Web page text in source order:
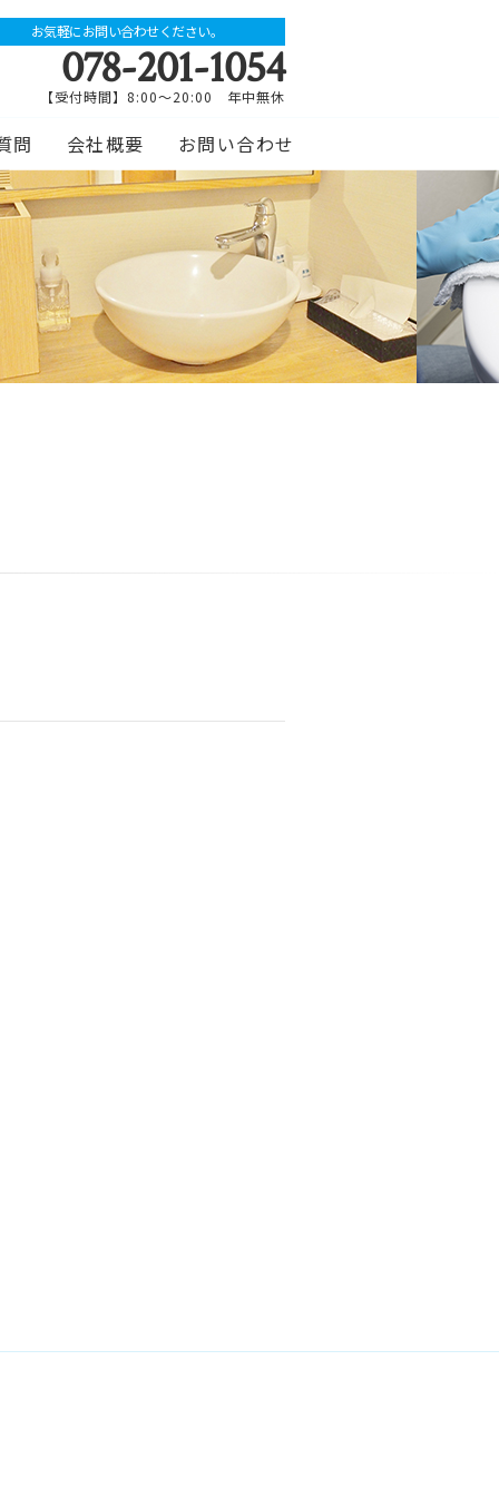
お気軽にお問い合わせください。
078-201-1054
【受付時間】8:00～20:00 年中無休
問 会社概要 お問い合わせ